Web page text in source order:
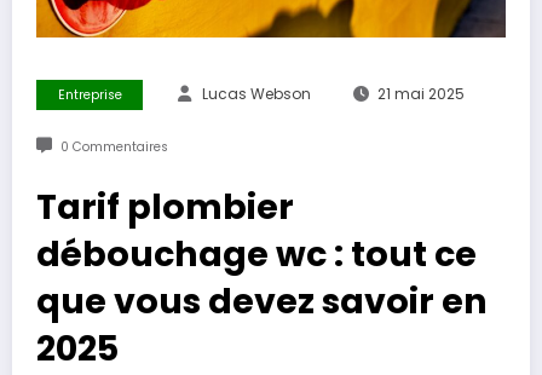
Entreprise Lucas Webson 21 mai 2025
0 Commentaires
Tarif plombier
débouchage wc : tout ce
que vous devez savoir en
2025